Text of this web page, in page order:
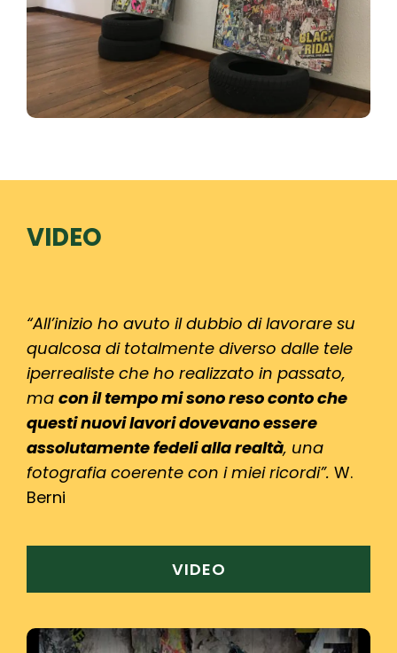
VIDEO
“All’inizio ho avuto ildubbio di lavorare su
qualcosa di totalmente diverso dalle tele
iperrealiste che ho realizzato in passato,
ma con il tempo misono reso conto che
questi nuovi lavori dovevano essere
assolutamente fedeli alla realtà, una
fotografia coerente con i mieiricordi”. W.
Berni
VIDEO